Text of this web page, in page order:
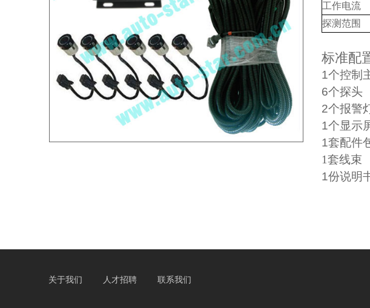
工作电流
探测范围
标准配
1个控制
6个探头
2个报警
1个显示
1套配件
1套线束
1份说明
关于我们 人才招聘 联系我们